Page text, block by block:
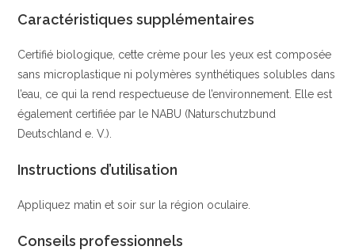
Caractéristiques supplémentaires
Certifié biologique, cette crème pour les yeux est composée
sans microplastique ni polymères synthétiques solubles dans
l’eau, ce qui la rend respectueuse de l’environnement. Elle est
également certifiée par le NABU (Naturschutzbund
Deutschland e. V.).
Instructions d’utilisation
Appliquez matin et soir sur la région oculaire.
Conseils professionnels